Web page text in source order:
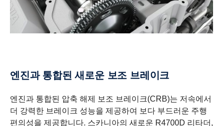
엔진과 통합된 새로운 보조 브레이크
엔진과 통합된 압축 해제 보조 브레이크(CRB)는 저속에서
더 강력한 브레이크 성능을 제공하여 보다 부드러운 주행
편의성을 제공합니다. 스카니아의 새로운 R4700D 리타더,